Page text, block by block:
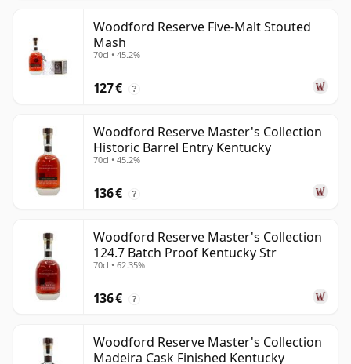
Woodford Reserve Five-Malt Stouted
Mash
70cl • 45.2%
127 € ?
Woodford Reserve Master's Collection
Historic Barrel Entry Kentucky
70cl • 45.2%
136 € ?
Woodford Reserve Master's Collection
124.7 Batch Proof Kentucky Str
70cl • 62.35%
136 € ?
Woodford Reserve Master's Collection
Madeira Cask Finished Kentucky